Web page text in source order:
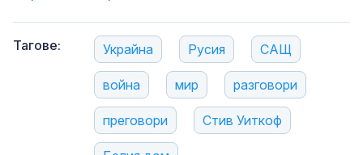
Тагове: Украйна Русия САЩ
война мир разговори
преговори Стив Уиткоф